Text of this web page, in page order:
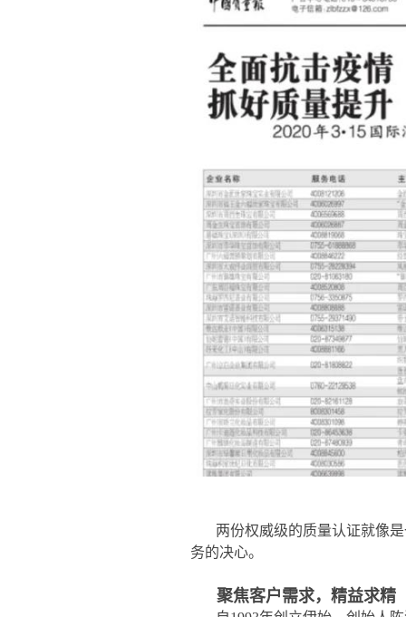
两份权威级的质量认证就像
务的决心。
聚焦客户需求，精益求精